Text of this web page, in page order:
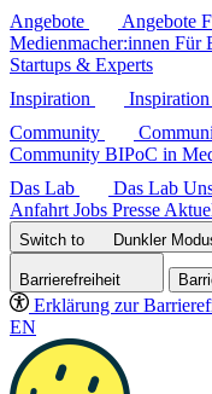
Angebote
Angebote
Medienmacher:innen Für
Startups & Experts
Inspiration
Inspiration
Community
Community BIPoC in
Das Lab
Das Lab
Anfahrt Jobs Presse
Switch to Dunkler
Barrierefreiheit
Erklärung zur
EN